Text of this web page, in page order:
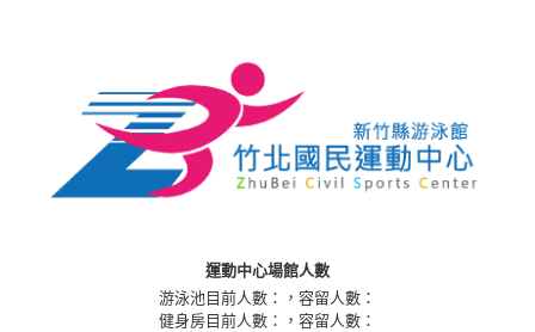
運動中心場館人數
游泳池目前人數：
，容留人數：
健身房目前人數：
，容留人數：